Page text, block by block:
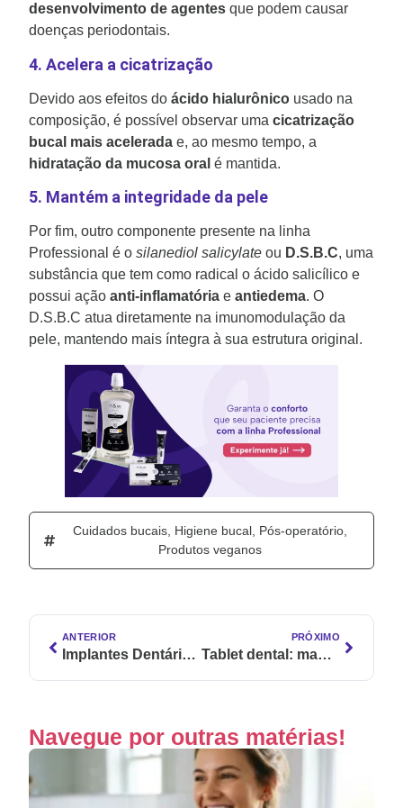
desenvolvimento de agentes que podem causar
doenças periodontais.
4. Acelera a cicatrização
Devido aos efeitos do ácido hialurônico usado na
composição, é possível observar uma cicatrização
bucal mais acelerada e, ao mesmo tempo, a
hidratação da mucosa oral é mantida.
5. Mantém a integridade da pele
Por fim, outro componente presente na linha
Professional é o silanediol salicylate ou D.S.B.C, uma
substância que tem como radical o ácido salicílico e
possui ação anti-inflamatória e antiedema. O
D.S.B.C atua diretamente na imunomodulação da
pele, mantendo mais íntegra à sua estrutura original.
Cuidados bucais Higiene bucal Pós-operatório
Produtos veganos
ANTERIOR
Implantes Dentários: 7 dicas para ter uma saúde bucal perfeita
PRÓXIMO
Tablet dental: mantenha sua higiene bucal em qualquer lugar!
Navegue por outras matérias!